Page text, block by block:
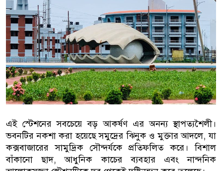
এই স্টেশনের সবচেয়ে বড় আকর্ষণ এর অনন্য স্থাপত্যশৈলী।
ভবনটির নকশা করা হয়েছে সমুদ্রের ঝিনুক ও মুক্তার আদলে, যা
কক্সবাজারের সামুদ্রিক সৌন্দর্যকে প্রতিফলিত করে। বিশাল
বাঁকানো ছাদ, আধুনিক কাচের ব্যবহার এবং নান্দনিক